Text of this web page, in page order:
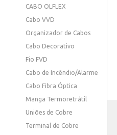
CABO OLFLEX
Cabo VVD
Organizador de Cabos
Cabo Decorativo
Fio FVD
Cabo de Incêndio/Alarme
Cabo Fibra Óptica
Manga Termoretrátil
Uniões de Cobre
Terminal de Cobre